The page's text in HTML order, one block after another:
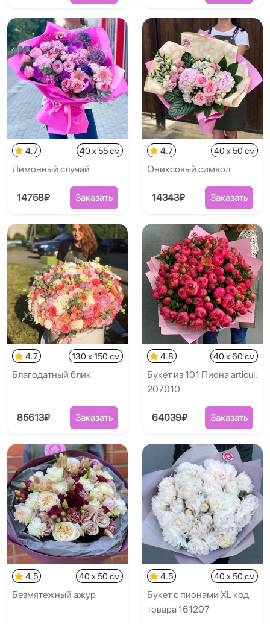
4.7 40 x 55 см
Лимонный случай
14758₽ Заказать
4.7 40 x 50 см
Ониксовый символ
14343₽ Заказать
4.7 130 x 150 см
Благодатный блик
85613₽ Заказать
4.8 40 x 60 см
Букет из 101 Пиона articul:
207010
64039₽ Заказать
4.5 40 x 50 см
Безмятежный ажур
4.5 40 x 50 см
Букет с пионами XL код
товара 161207